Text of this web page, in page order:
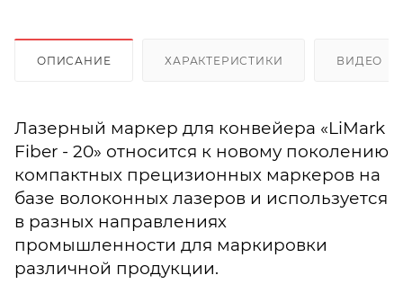
ОПИСАНИЕ ХАРАКТЕРИСТИКИ ВИДЕО
Лазерный маркер для конвейера «LiMark
Fiber - 20» относится к новому поколению
компактных прецизионных маркеров на
базе волоконных лазеров и используется
в разных направлениях
промышленности для маркировки
различной продукции.